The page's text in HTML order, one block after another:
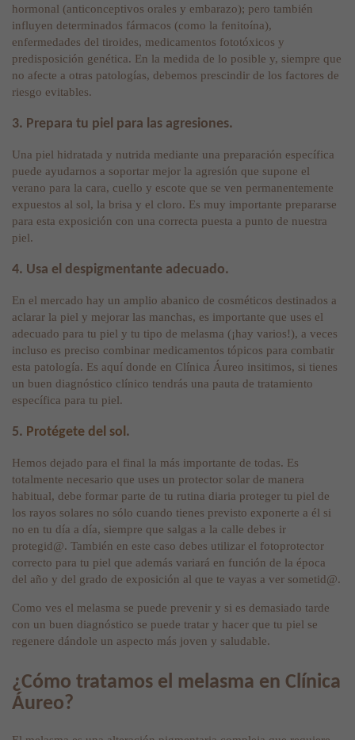
hormonal (anticonceptivos orales y embarazo); pero también
influyen determinados fármacos (como la fenitoína),
enfermedades del tiroides, medicamentos fototóxicos y
predisposición genética. En la medida de lo posible y, siempre que
no afecte a otras patologías, debemos prescindir de los factores de
riesgo evitables.
3. Prepara tu piel para las agresiones.
Una piel hidratada y nutrida mediante una preparación específica
puede ayudarnos a soportar mejor la agresión que supone el
verano para la cara, cuello y escote que se ven permanentemente
expuestos al sol, la brisa y el cloro. Es muy importante prepararse
para esta exposición con una correcta puesta a punto de nuestra
piel.
4. Usa el despigmentante adecuado.
En el mercado hay un amplio abanico de cosméticos destinados a
aclarar la piel y mejorar las manchas, es importante que uses el
adecuado para tu piel y tu tipo de melasma (¡hay varios!), a veces
incluso es preciso combinar medicamentos tópicos para combatir
esta patología. Es aquí donde en Clínica Áureo insitimos, si tienes
un buen diagnóstico clínico tendrás una pauta de tratamiento
específica para tu piel.
5. Protégete del sol.
Hemos dejado para el final la más importante de todas. Es
totalmente necesario que uses un protector solar de manera
habitual, debe formar parte de tu rutina diaria proteger tu piel de
los rayos solares no sólo cuando tienes previsto exponerte a él si
no en tu día a día, siempre que salgas a la calle debes ir
protegid@. También en este caso debes utilizar el fotoprotector
correcto para tu piel que además variará en función de la época
del año y del grado de exposición al que te vayas a ver sometid@.
Como ves el melasma se puede prevenir y si es demasiado tarde
con un buen diagnóstico se puede tratar y hacer que tu piel se
regenere dándole un aspecto más joven y saludable.
¿Cómo tratamos el melasma en Clínica
Áureo?